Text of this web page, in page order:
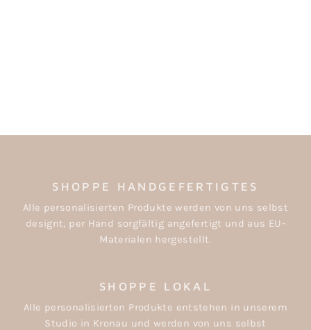
SHOPPE HANDGEFERTIGTES
Alle personalisierten Produkte werden von uns selbst
designt, per Hand sorgfältig angefertigt und aus EU-
Materialen hergestellt.
SHOPPE LOKAL
Alle personalisierten Produkte entstehen in unserem
Studio in Kronau und werden von uns selbst